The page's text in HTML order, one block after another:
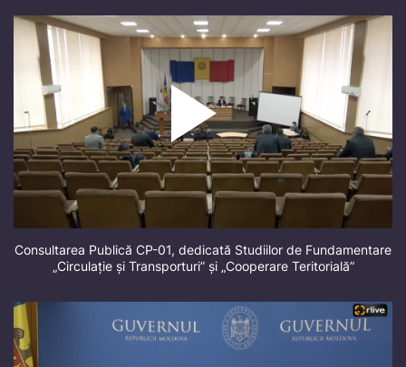
Consultarea Publică CP-01, dedicată Studiilor de Fundamentare
„Circulație și Transporturi” și „Cooperare Teritorială”